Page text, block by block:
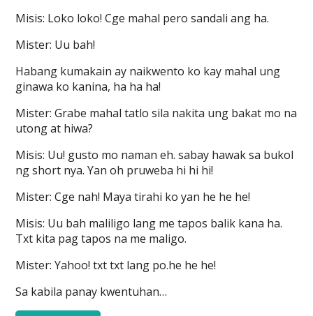
Misis: Loko loko! Cge mahal pero sandali ang ha.
Mister: Uu bah!
Habang kumakain ay naikwento ko kay mahal ung
ginawa ko kanina, ha ha ha!
Mister: Grabe mahal tatlo sila nakita ung bakat mo na
utong at hiwa?
Misis: Uu! gusto mo naman eh. sabay hawak sa bukol
ng short nya. Yan oh pruweba hi hi hi!
Mister: Cge nah! Maya tirahi ko yan he he he!
Misis: Uu bah maliligo lang me tapos balik kana ha.
Txt kita pag tapos na me maligo.
Mister: Yahoo! txt txt lang po.he he he!
Sa kabila panay kwentuhan…